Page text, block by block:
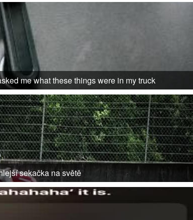
me what these things were in my truck
sekačka na světě